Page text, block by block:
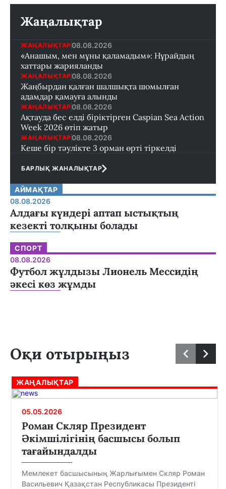
Жаңалықтар
ЖАҢАЛЫҚТАР 08.08.2026
«Анашым, мен мұны қаламадым»: Нұрайдың
хаттары жарияланды
ЖАҢАЛЫҚТАР 08.08.2026
Жаңбырдан қалған шалшықта шомылған
адамдар қамауға алынды
ЖАҢАЛЫҚТАР 08.08.2026
Ақтауда бес елді біріктірген Caspian Sea Action
Week 2026 өтіп жатыр
ЖАҢАЛЫҚТАР 08.08.2026
Кеше бір тәулікте 3 орман өрті тіркелді
БАРЛЫҚ ЖАНАЛЫҚТАР
АЙМАҚТАР
08.08.2026
Алдағы күндері аптап ыстықтың
кезекті толқыны болады
СПОРТ
08.08.2026
Футбол жұлдызы Лионель Мессидің
әкесі көз жұмды
Оқи отырыңыз
ЖАҢАЛЫҚТАР
05.05.2026
Роман Скляр Президент
Әкімшілігінің басшысы болып
тағайындалды
Мемлекет басшысының Жарлығымен Скляр Роман
Васильевич Қазақстан Республикасы Президенті